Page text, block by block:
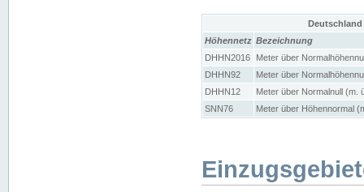
Höhennetz Bezeichnung
DHHN2016
Meter über
DHHN92
Meter über
DHHN12
Meter über Normalnull (m.
SNN76
Meter über Höhennormal